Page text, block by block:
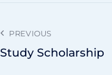
PREVIOUS
Study Scholarship